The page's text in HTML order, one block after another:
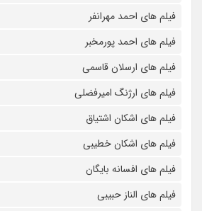
فیلم های احمد مهرانفر
فیلم های احمد پورمخبر
فیلم های ارسلان قاسمی
فیلم های ارژنگ امیرفضلی
فیلم های اشکان اشتیاق
فیلم های اشکان خطیبی
فیلم های افسانه بایگان
فیلم های الناز حبیبی